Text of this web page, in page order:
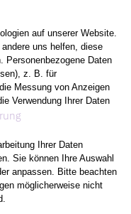
auf unserer Website.
uns helfen, diese
Personenbezogene Daten
z. B. für
Messung von Anzeigen
Verwendung Ihrer Daten
Ihrer Daten
Sie können Ihre Auswahl
anpassen. Bitte beachten
möglicherweise nicht